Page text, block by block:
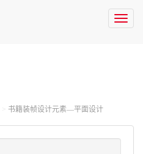
书籍装帧设计元素—平面设计